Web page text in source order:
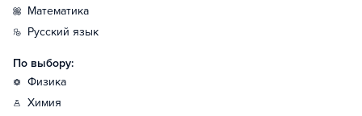
математика
русский язык
По выбору:
физика
химия